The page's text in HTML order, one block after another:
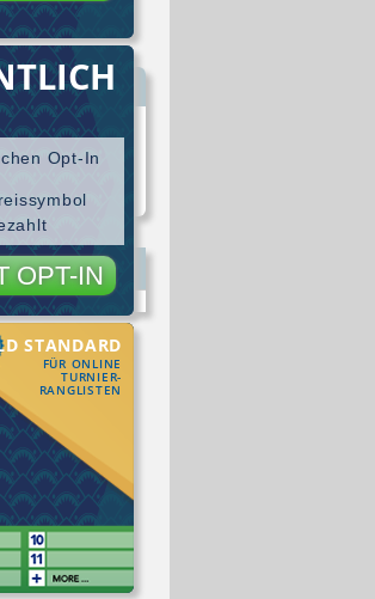
Opt-In
OPT-IN
STANDARD
FÜR ONLINE
TURNIER-
RANGLISTEN